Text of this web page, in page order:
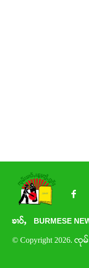
ၶၢဝ်ႇ BURMESE
© Copyright 2026. ၸုမ်